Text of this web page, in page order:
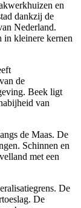
en
dankzij de
Nederland.
in kleinere kernen
de
Beek ligt
van
de Maas. De
Schinnen en
met een
De
De